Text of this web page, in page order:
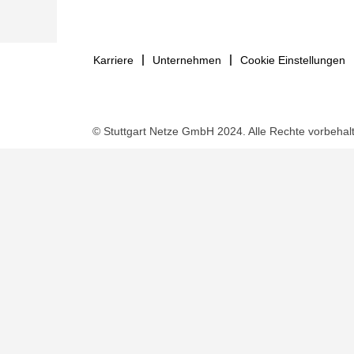
Karriere Unternehmen Cookie Einstellungen
© Stuttgart Netze GmbH 2024. Alle Rechte